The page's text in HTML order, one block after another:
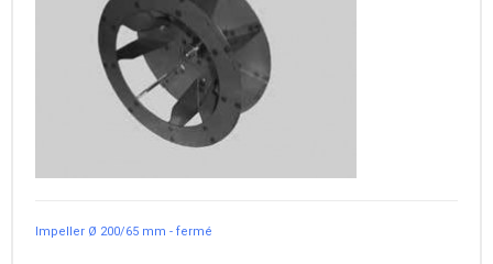
Impeller Ø 200/65 mm - fermé